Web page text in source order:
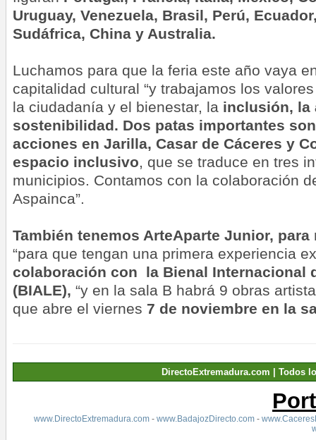
Uruguay, Venezuela, Brasil, Perú,
Sudáfrica, China y Australia.
Luchamos para que la feria este año vaya
capitalidad cultural “y trabajamos los
la ciudadanía y el bienestar, la inclusión, la
sostenibilidad. Dos patas importantes
acciones en Jarilla, Casar de Cáceres y
espacio inclusivo, que se traduce en tres
municipios. Contamos con la colaboración
Aspainca”.
También tenemos ArteAparte Junior, para
“para que tengan una primera experiencia
colaboración con la Bienal Internacional
(BIALE), “y en la sala B habrá 9 obras
que abre el viernes 7 de noviembre en la
DirectoExtremadura.com | Todos
www.DirectoExtremadura.com- www.BadajozDirecto.com-